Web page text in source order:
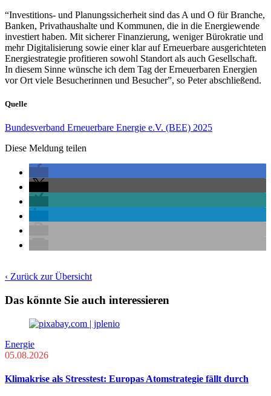
“Investitions- und Planungssicherheit sind das A und O für Branche,
Banken, Privathaushalte und Kommunen, die in die Energiewende
investiert haben. Mit sicherer Finanzierung, weniger Bürokratie und
mehr Digitalisierung sowie einer klar auf Erneuerbare ausgerichteten
Energiestrategie profitieren sowohl Standort als auch Gesellschaft.
In diesem Sinne wünsche ich dem Tag der Erneuerbaren Energien
vor Ort viele Besucherinnen und Besucher”, so Peter abschließend.
Quelle
Bundesverband Erneuerbare Energie e.V. (BEE) 2025
Diese Meldung teilen
‹ Zurück zur Übersicht
Das könnte Sie auch interessieren
Energie
05.08.2026
Klimakrise als Stresstest: Europas Atomstrategie fällt durch